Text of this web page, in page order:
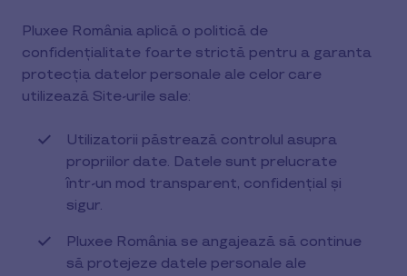
Pluxee România aplică o politică de
confidențialitate foarte strictă pentru a garanta
protecția datelor personale ale celor care
utilizează Site-urile sale:
Utilizatorii păstrează controlul asupra
propriilor date. Datele sunt prelucrate
într-un mod transparent, confidențial și
sigur.
Pluxee România se angajează să continue
să protejeze datele personale ale